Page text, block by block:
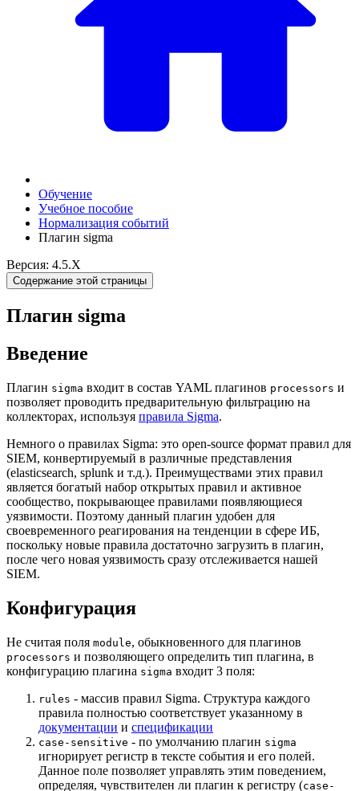
Обучение
Учебное пособие
Нормализация событий
Плагин sigma
Версия: 4.5.X
Содержание этой страницы
Плагин sigma
Введение
Плагин sigma входит в состав YAML плагинов processors и
позволяет проводить предварительную фильтрацию на
коллекторах, используя правила Sigma.
Немного о правилах Sigma: это open-source формат правил для
SIEM, конвертируемый в различные представления
(elasticsearch, splunk и т.д.). Преимуществами этих правил
является богатый набор открытых правил и активное
сообщество, покрывающее правилами появляющиеся
уязвимости. Поэтому данный плагин удобен для
своевременного реагирования на тенденции в сфере ИБ,
поскольку новые правила достаточно загрузить в плагин,
после чего новая уязвимость сразу отслеживается нашей
SIEM.
Конфигурация
Не считая поля module, обыкновенного для плагинов
processors и позволяющего определить тип плагина, в
конфигурацию плагина sigma входит 3 поля:
rules - массив правил Sigma. Структура каждого
правила полностью соответствует указанному в
документации и спецификации
case-sensitive - по умолчанию плагин sigma
игнорирует регистр в тексте события и его полей.
Данное поле позволяет управлять этим поведением,
определяя, чувствителен ли плагин к регистру (case-